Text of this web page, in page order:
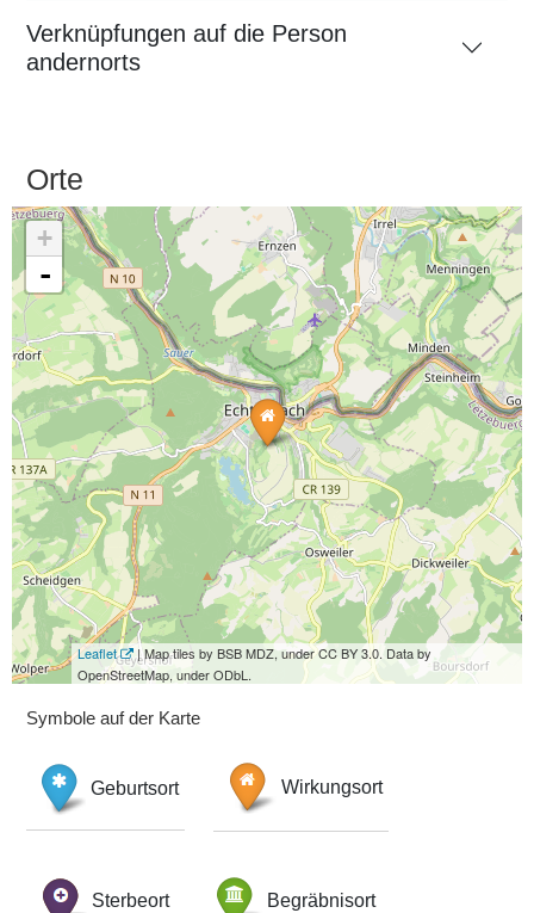
Verknüpfungen auf die Person
andernorts
Orte
+
-
Leaflet
| Map tiles by BSB MDZ, under CC BY 3.0. Data by
OpenStreetMap, under ODbL.
Symbole auf der Karte
Geburtsort Wirkungsort
Sterbeort Begräbnisort